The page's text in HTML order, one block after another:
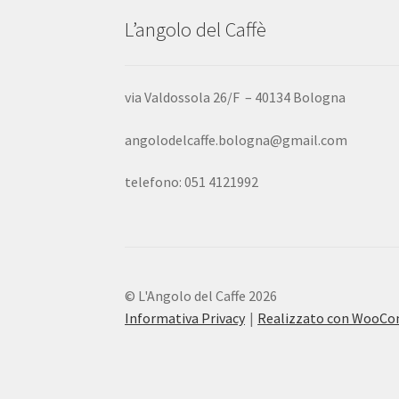
L’angolo del Caffè
via Valdossola 26/F – 40134 Bologna
angolodelcaffe.bologna@gmail.com
telefono: 051 4121992
© L'Angolo del Caffe 2026
Informativa Privacy
Realizzato con